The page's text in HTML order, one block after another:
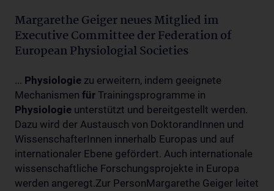
Margarethe Geiger neues Mitglied im
Executive Committee der Federation of
European Physiologial Societies
... Physiologie zu erweitern, indem geeignete
Mechanismen für Trainingsprogramme in
Physiologie unterstützt und bereitgestellt werden.
Dazu wird der Austausch von DoktorandInnen und
WissenschafterInnen innerhalb Europas und auf
internationaler Ebene gefördert. Auch internationale
wissenschaftliche Forschungsprojekte in Europa
werden angeregt.Zur PersonMargarethe Geiger leitet